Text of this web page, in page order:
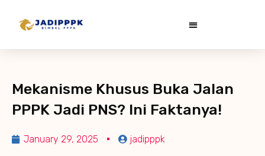
Mekanisme Khusus Buka Jalan
PPPK Jadi PNS? Ini Faktanya!
January 29, 2025 jadipppk